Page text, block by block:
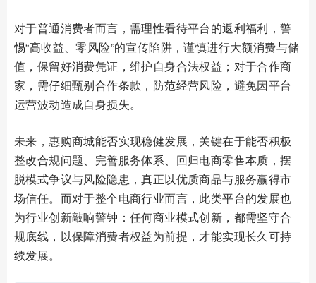
对于普通消费者而言，需理性看待平台的返利福利，警
惕“高收益、零风险”的宣传陷阱，谨慎进行大额消费与储
值，保留好消费凭证，维护自身合法权益；对于合作商
家，需仔细甄别合作条款，防范经营风险，避免因平台
运营波动造成自身损失。
未来，惠购商城能否实现稳健发展，关键在于能否积极
整改合规问题、完善服务体系、回归电商零售本质，摆
脱模式争议与风险隐患，真正以优质商品与服务赢得市
场信任。而对于整个电商行业而言，此类平台的发展也
为行业创新敲响警钟：任何商业模式创新，都需坚守合
规底线，以保障消费者权益为前提，才能实现长久可持
续发展。